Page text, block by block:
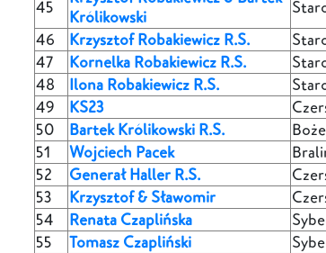
45
Królikowski
46
Krzysztof Robakiewicz R.S.
47
Kornelka Robakiewicz R.S.
48
Ilona Robakiewicz R.S.
49
KS23
50
Bartek Królikowski R.S.
51
Wojciech Pacek
52
Generał Haller R.S.
53
Krzysztof & Sławomir
54
Renata Czaplińska
55
Tomasz Czapliński